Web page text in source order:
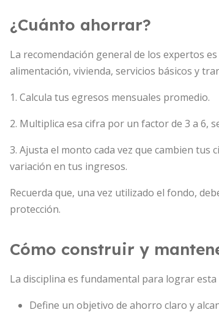
¿Cuánto ahorrar?
La recomendación general de los expertos
alimentación, vivienda, servicios básicos y
1. Calcula tus egresos mensuales promedio.
2. Multiplica esa cifra por un factor de 3 a 6,
3. Ajusta el monto cada vez que cambien tus
variación en tus ingresos.
Recuerda que, una vez utilizado el fondo,
protección.
Cómo construir y
La disciplina es fundamental para lograr
Define un objetivo de ahorro claro y